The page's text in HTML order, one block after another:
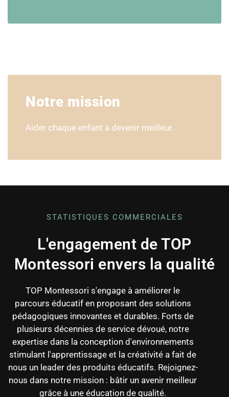
Notre mission
Aider chaque enfant à devenir meilleur.
STATISTIQUES COMMERCIALES
L'engagement de TOP
Montessori envers la qualité
TOP Montessori s'engage à améliorer le
parcours éducatif en proposant des solutions
pédagogiques innovantes et durables. Forts de
plusieurs décennies de service dévoué, notre
expertise dans la conception d'environnements
stimulant l'apprentissage et la créativité a fait de
nous un leader des produits éducatifs. Rejoignez-
nous dans notre mission : bâtir un avenir meilleur
grâce à une éducation de qualité.